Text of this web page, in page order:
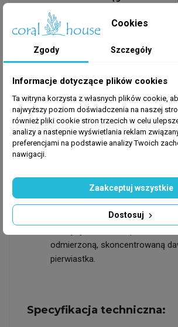
muszle wymaga stałej
prawidłowego rozwoju.
Unikalny system pakowania w szklane
osłoną argonu gwarantuje:
Długowieczność:Produkt nie
Czystość:Brak konserwantów i
które mogłyby negatywnie
odmierzoną, skoncentrowaną
pierwiastka.
Specyfikacja techniczna:
Cookies
Zgody Szczegóły
Informacje dotyczące plików cookies
Ta witryna korzysta z własnych plików cookie,
najwyższy poziom doświadczenia na naszej
również pliki cookie stron trzecich w celu
analizy a nastepnie wyświetlania reklam
preferencjami na podstawie analizy Twoich
nawigacji.
Dostosuj
Zaakceptuj wszystkie